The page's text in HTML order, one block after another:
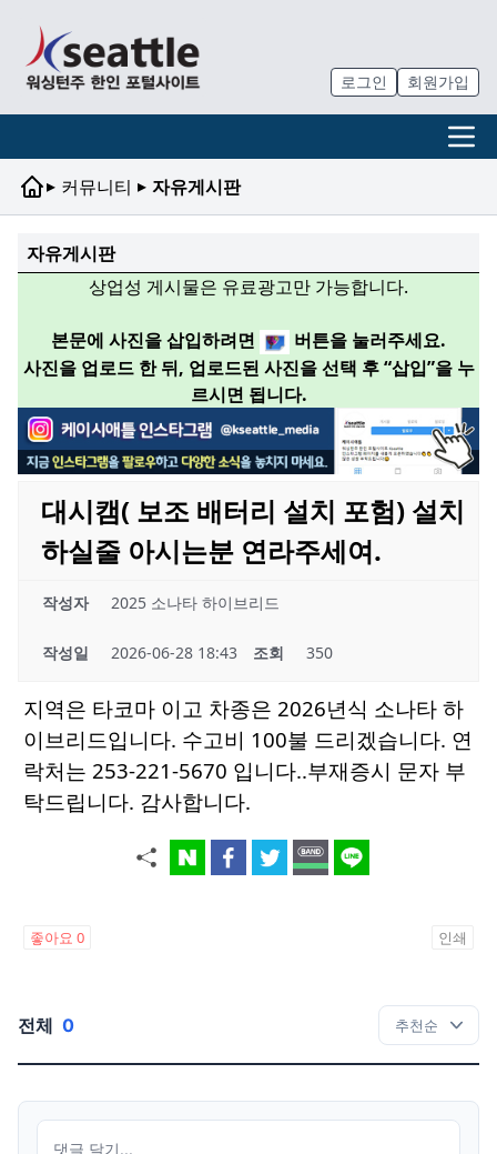
로그인 회원가입
▸ 커뮤니티 ▸ 자유게시판
자유게시판
상업성 게시물은 유료광고만 가능합니다.
본문에 사진을 삽입하려면
버튼을 눌러주세요.
사진을 업로드 한 뒤, 업로드된 사진을 선택 후 “삽입”을 누
르시면 됩니다.
대시캠( 보조 배터리 설치 포험) 설치
하실줄 아시는분 연라주세여.
작성자 2025 소나타 하이브리드
작성일 2026-06-28 18:43 조회 350
지역은 타코마 이고 차종은 2026년식 소나타 하
이브리드입니다. 수고비 100불 드리겠습니다. 연
락처는 253-221-5670 입니다..부재증시 문자 부
탁드립니다. 감사합니다.
좋아요 0 인쇄
전체 0